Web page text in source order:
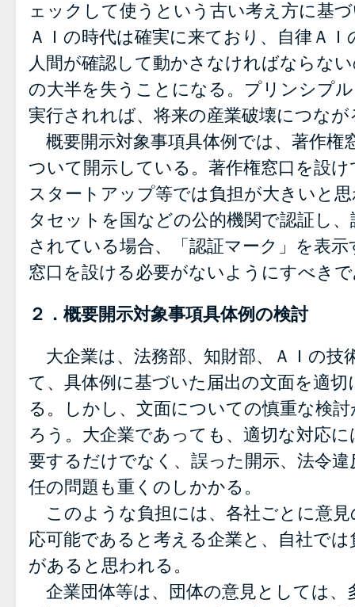
ェックして使うという古い考え方に基
ＡＩの時代は確実に来ており、自律Ａ
人間が確認して動かさなければならな
の大半を失うことになる。プリンシプ
実行されれば、将来の産業破壊につな
概要開示対象事項具体例では、著作権
ついて開示している。著作権窓口を設
スタートアップ等では負担が大きいと
タセットを国などの公的機関で認証し
されている場合、「認証マーク」を表
窓口を設ける必要がないようにすべき
２．概要開示対象事項具体例の検討
大企業は、法務部、知財部、ＡＩの技
て、具体例に基づいた届出の文面を適
る。しかし、文面についての慎重な検
ろう。大企業であっても、適切な対応
要するだけでなく、誤った開示、法令
任の問題も重くのしかかる。
このような負担には、各社ごとに意見
応可能であると考える企業と、自社で
があると思われる。
企業団体等は、団体の意見としては、